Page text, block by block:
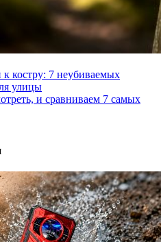
костру: 7 неубиваемых
улицы
и сравниваем 7 самых